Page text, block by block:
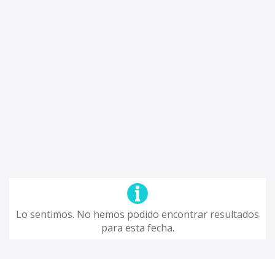
Lo sentimos. No hemos podido encontrar resultados
para esta fecha.